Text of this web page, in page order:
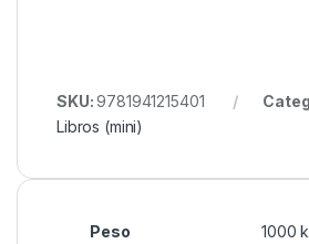
SKU:9781941215401
Libros (mini)
Peso 1000